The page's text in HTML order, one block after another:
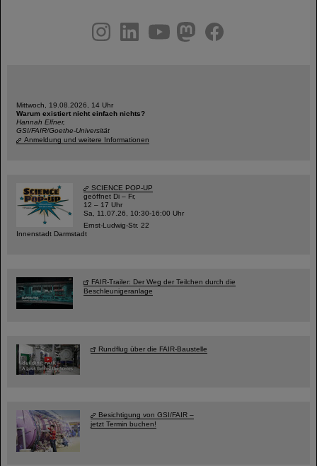
youtubehelmholtz.socialfacebook
Mittwoch, 19.08.2026, 14 Uhr
Warum existiert nicht einfach nichts?
Hannah Elfner,
GSI/FAIR/Goethe-Universität
Anmeldung und weitere Informationen
SCIENCE POP-UP
geöffnet Di – Fr,
12 – 17 Uhr
Sa, 11.07.26, 10:30-16:00 Uhr
Ernst-Ludwig-Str. 22
Innenstadt Darmstadt
FAIR-Trailer: Der Weg der Teilchen durch die
Beschleunigeranlage
Rundflug über die FAIR-Baustelle
Besichtigung von GSI/FAIR –
jetzt Termin buchen!